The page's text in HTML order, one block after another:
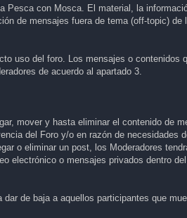
Pesca con Mosca. El material, la
de mensajes fuera de tema (off-topic)
uso del foro. Los mensajes o contenidos
de acuerdo al apartado 3.
mover y hasta eliminar el contenido de
del Foro y/o en razón de necesidades
o eliminar un post, los Moderadores
electrónico o mensajes privados dentro
de baja a aquellos participantes que